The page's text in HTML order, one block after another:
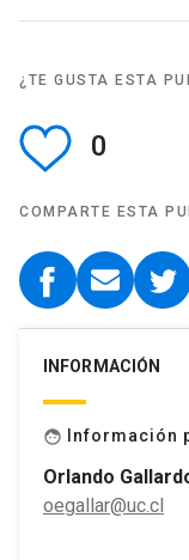
¿TE GUSTA ESTA
0
COMPARTE ESTA
INFORMACIÓN
face Información
Orlando
oegallar@uc.cl